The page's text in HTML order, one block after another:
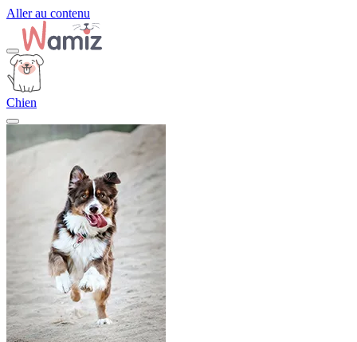
Aller au contenu
Chien